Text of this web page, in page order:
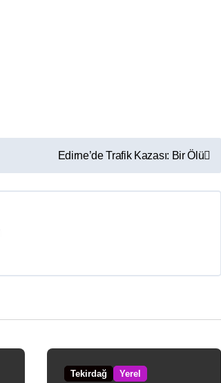
Edirne’de Trafik Kazası: Bir Ölü
Tekirdağ Yerel